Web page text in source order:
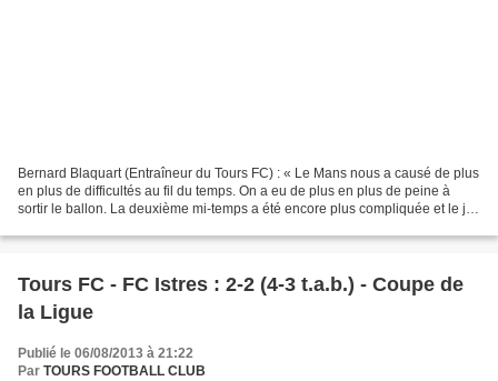
Bernard Blaquart (Entraîneur du Tours FC) : « Le Mans nous a causé de plus
en plus de difficultés au fil du temps. On a eu de plus en plus de peine à
sortir le ballon. La deuxième mi-temps a été encore plus compliquée et le joli
Tours FC - FC Istres : 2-2 (4-3 t.a.b.) - Coupe de
la Ligue
Publié le 06/08/2013 à 21:22
Par TOURS FOOTBALL CLUB